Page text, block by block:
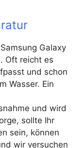
Galaxy
Oft reicht es
und schon
Wasser. Ein
und wird
sollte Ihr
sein, können
wir versuchen